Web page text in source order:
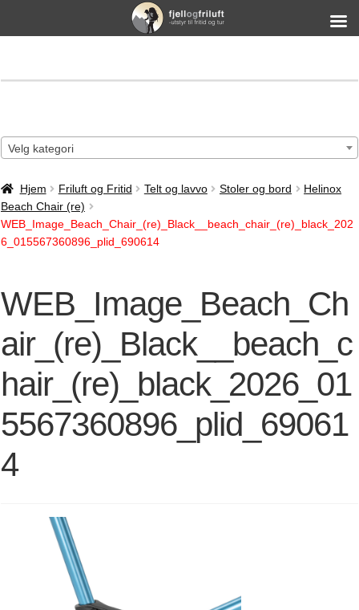
Velg kategori
Hjem Friluft og Fritid Telt og lavvo Stoler og bord
Helinox
Beach Chair (re)
WEB_Image_Beach_Chair_(re)_Black__beach_chair_(re)_black_202
6_015567360896_plid_690614
WEB_Image_Beach_Ch
air_(re)_Black__beach_c
hair_(re)_black_2026_01
5567360896_plid_69061
4